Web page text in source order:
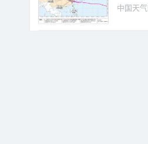
中国天气